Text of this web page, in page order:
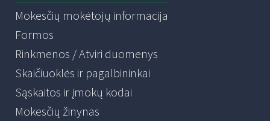
Mokesčių mokėtojų informacija
Formos
Rinkmenos / Atviri duomenys
Skaičiuoklės ir pagalbininkai
Sąskaitos ir įmokų kodai
Mokesčių žinynas